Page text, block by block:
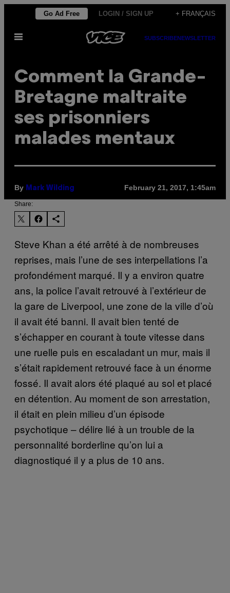
content
Go Ad Free LOGIN / SIGN UP + FRANÇAIS
Open
SUBSCRIBENEWSLETTER
Comment la Grande-
Bretagne maltraite
ses prisonniers
malades mentaux
By Mark Wilding February 21, 2017, 1:45am
Share:
Steve Khan a été arrêté à de nombreuses
reprises, mais l’une de ses interpellations l’a
profondément marqué. Il y a environ quatre
ans, la police l’avait retrouvé à l’extérieur de
la gare de Liverpool, une zone de la ville d’où
il avait été banni. Il avait bien tenté de
s’échapper en courant à toute vitesse dans
une ruelle puis en escaladant un mur, mais il
s’était rapidement retrouvé face à un énorme
fossé. Il avait alors été plaqué au sol et placé
en détention. Au moment de son arrestation,
il était en plein milieu d’un épisode
psychotique – délire lié à un trouble de la
personnalité borderline qu’on lui a
diagnostiqué il y a plus de 10 ans.